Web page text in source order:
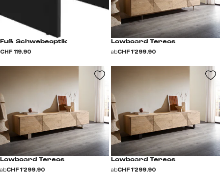
Fuß Schwebeoptik
CHF 119.90
Lowboard Tereos
abCHF 1’299.90
Lowboard Tereos
abCHF 1’299.90
Lowboard Tereos
abCHF 1’299.90